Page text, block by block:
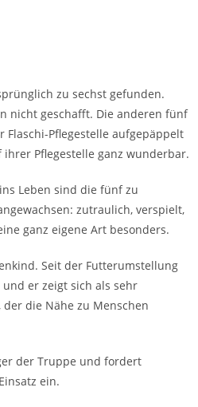
zu sechst gefunden.
nicht geschafft. Die anderen fünf
Pflegestelle aufgepäppelt
Pflegestelle ganz wunderbar.
Leben sind die fünf zu
zutraulich, verspielt,
ganz eigene Art besonders.
Seit der Futterumstellung
er zeigt sich als sehr
die Nähe zu Menschen
der Truppe und fordert
ein.